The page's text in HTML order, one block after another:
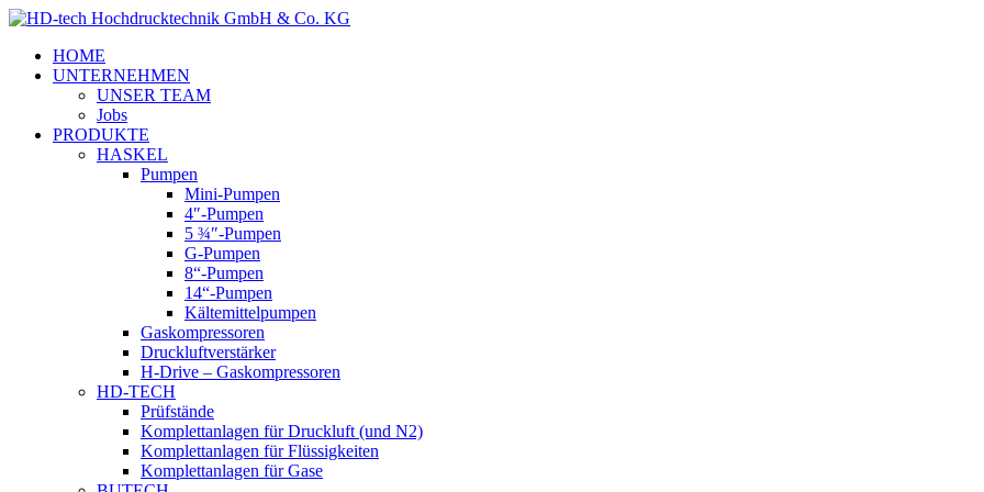
HOME
UNTERNEHMEN
UNSER TEAM
Jobs
PRODUKTE
HASKEL
Pumpen
Mini-Pumpen
4″-Pumpen
5 ¾″-Pumpen
G-Pumpen
8“-Pumpen
14“-Pumpen
Kältemittelpumpen
Gaskompressoren
Druckluftverstärker
H-Drive – Gaskompressoren
HD-TECH
Prüfstände
Komplettanlagen für Druckluft (und N2)
Komplettanlagen für Flüssigkeiten
Komplettanlagen für Gase